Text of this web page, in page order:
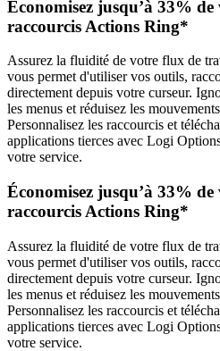
Économisez jusqu’à 33% de
raccourcis Actions Ring*
Assurez la fluidité de votre flux de
vous permet d'utiliser vos outils,
directement depuis votre curseur.
les menus et réduisez les
Personnalisez les raccourcis et
applications tierces avec Logi
votre service.
Économisez jusqu’à 33% de
raccourcis Actions Ring*
Assurez la fluidité de votre flux de
vous permet d'utiliser vos outils,
directement depuis votre curseur.
les menus et réduisez les
Personnalisez les raccourcis et
applications tierces avec Logi
votre service.